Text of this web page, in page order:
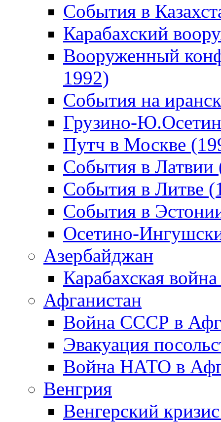
События в
Карабахский
Вооруженный
1992)
События на
Грузино-
Путч в Москве
События в Латвии
События в Литве
События в
Осетино-
Азербайджан
Карабахская
Афганистан
Война СССР в
Эвакуация
Война НАТО в
Венгрия
Венгерский